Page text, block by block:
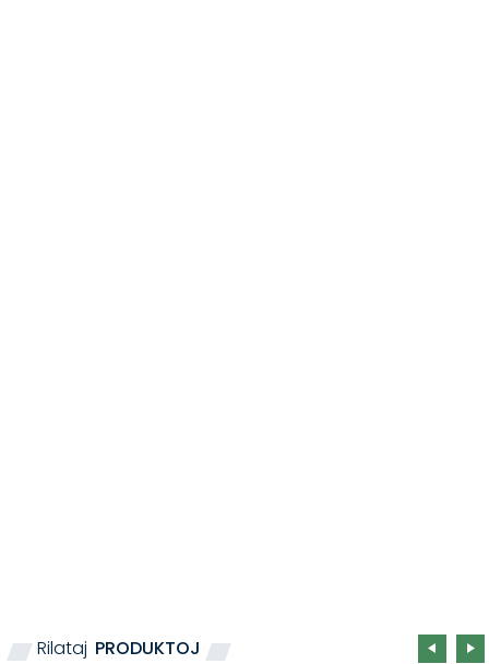
Rilataj PRODUKTOJ